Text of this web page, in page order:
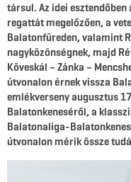
társul. Az idei
regattát megelőzően, a
Balatonfüreden, valamint
nagyközönségnek, majd
Köveskál – Zánka –
útvonalon érnek vissza
emlékverseny augusztus
Balatonkeneséről, a
Balatonaliga-
útvonalon mérik össze